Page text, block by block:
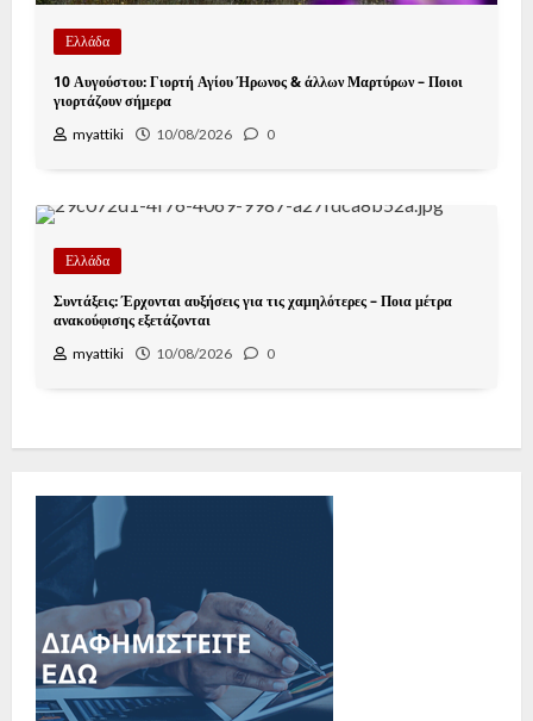
Ελλάδα
10 Αυγούστου: Γιορτή Αγίου Ήρωνος & άλλων Μαρτύρων – Ποιοι
γιορτάζουν σήμερα
myattiki 10/08/2026 0
Ελλάδα
Συντάξεις: Έρχονται αυξήσεις για τις χαμηλότερες – Ποια μέτρα
ανακούφισης εξετάζονται
myattiki 10/08/2026 0